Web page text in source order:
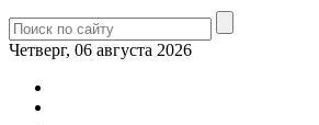
Четверг, 06 августа 2026